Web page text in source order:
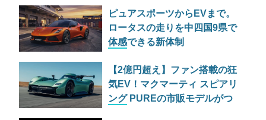
上陸
ピュアスポーツからEVまで。
ロータスの走りを中四国9県で
体感できる新体制
EXPERIENCE」とは
【2億円超え】ファン搭載の狂
気EV！マクマーティ スピアリ
ング PUREの市販モデルがつ